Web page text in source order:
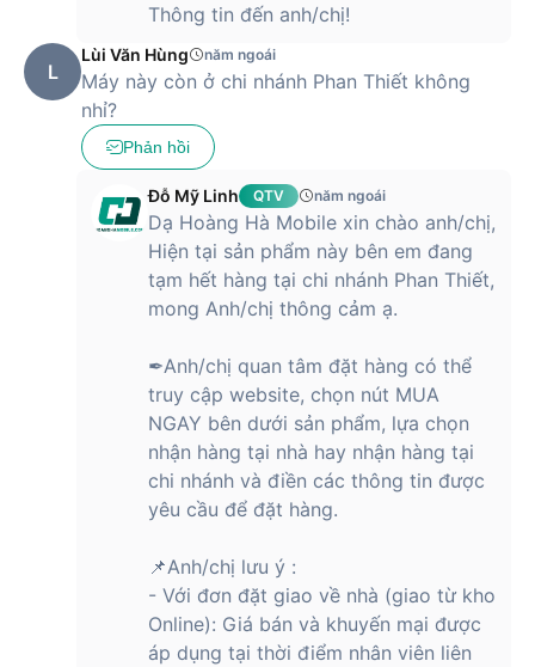
Thông tin đến anh/chị!
L
Lùi Văn Hùng năm ngoái
Máy này còn ở chi nhánh Phan Thiết không
nhỉ?
Phản hồi
Đỗ Mỹ Linh QTV năm ngoái
Dạ Hoàng Hà Mobile xin chào anh/chị,
Hiện tại sản phẩm này bên em đang
tạm hết hàng tại chi nhánh Phan Thiết,
mong Anh/chị thông cảm ạ.
✒Anh/chị quan tâm đặt hàng có thể
truy cập website, chọn nút MUA
NGAY bên dưới sản phẩm, lựa chọn
nhận hàng tại nhà hay nhận hàng tại
chi nhánh và điền các thông tin được
yêu cầu để đặt hàng.
📌Anh/chị lưu ý :
- Với đơn đặt giao về nhà (giao từ kho
Online): Giá bán và khuyến mại được
áp dụng tại thời điểm nhân viên liên